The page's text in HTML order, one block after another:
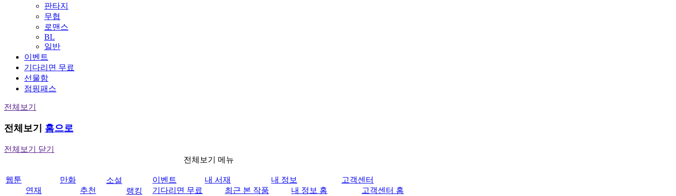
판타지
무협
로맨스
BL
일반
이벤트
기다리면 무료
선물함
점핑패스
전체보기
전체보기 홈으로
전체보기 닫기
전체보기 메뉴
웹툰
연재
만화
추천
소설
랭킹
이벤트
기다리면 무료
내 서재
최근 본 작품
내 정보
내 정보 홈
고객센터
고객센터 홈